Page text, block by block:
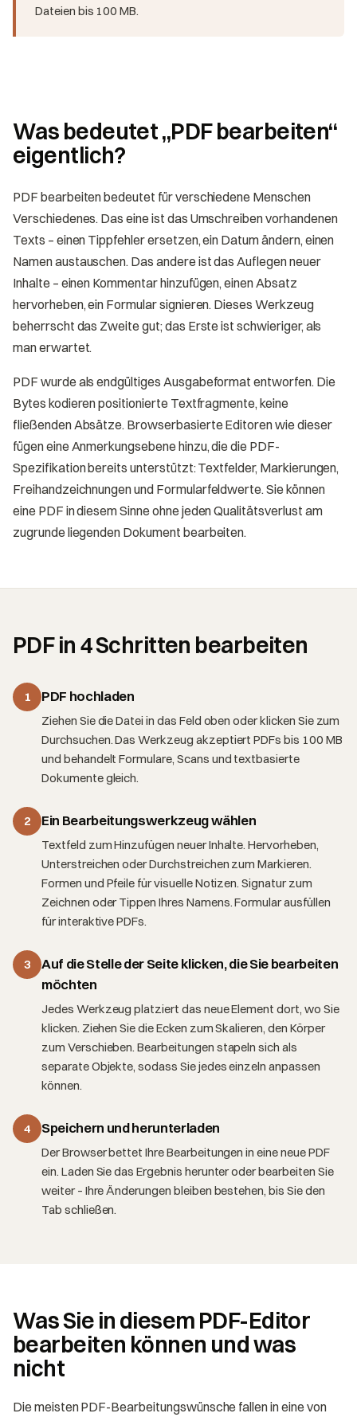
Dateien bis 100 MB.
Was bedeutet „PDF bearbeiten“
eigentlich?
PDF bearbeiten bedeutet für verschiedene Menschen
Verschiedenes. Das eine ist das Umschreiben vorhandenen
Texts – einen Tippfehler ersetzen, ein Datum ändern, einen
Namen austauschen. Das andere ist das Auflegen neuer
Inhalte – einen Kommentar hinzufügen, einen Absatz
hervorheben, ein Formular signieren. Dieses Werkzeug
beherrscht das Zweite gut; das Erste ist schwieriger, als
man erwartet.
PDF wurde als endgültiges Ausgabeformat entworfen. Die
Bytes kodieren positionierte Textfragmente, keine
fließenden Absätze. Browserbasierte Editoren wie dieser
fügen eine Anmerkungsebene hinzu, die die PDF-
Spezifikation bereits unterstützt: Textfelder, Markierungen,
Freihandzeichnungen und Formularfeldwerte. Sie können
eine PDF in diesem Sinne ohne jeden Qualitätsverlust am
zugrunde liegenden Dokument bearbeiten.
PDF in 4 Schritten bearbeiten
1 PDF hochladen
Ziehen Sie die Datei in das Feld oben oder klicken Sie zum
Durchsuchen. Das Werkzeug akzeptiert PDFs bis 100 MB
und behandelt Formulare, Scans und textbasierte
Dokumente gleich.
2 Ein Bearbeitungswerkzeug wählen
Textfeld zum Hinzufügen neuer Inhalte. Hervorheben,
Unterstreichen oder Durchstreichen zum Markieren.
Formen und Pfeile für visuelle Notizen. Signatur zum
Zeichnen oder Tippen Ihres Namens. Formular ausfüllen
für interaktive PDFs.
3
Auf die Stelle der Seite klicken, die Sie bearbeiten
möchten
Jedes Werkzeug platziert das neue Element dort, wo Sie
klicken. Ziehen Sie die Ecken zum Skalieren, den Körper
zum Verschieben. Bearbeitungen stapeln sich als
separate Objekte, sodass Sie jedes einzeln anpassen
können.
4 Speichern und herunterladen
Der Browser bettet Ihre Bearbeitungen in eine neue PDF
ein. Laden Sie das Ergebnis herunter oder bearbeiten Sie
weiter – Ihre Änderungen bleiben bestehen, bis Sie den
Tab schließen.
Was Sie in diesem PDF-Editor
bearbeiten können und was
nicht
Die meisten PDF-Bearbeitungswünsche fallen in eine von